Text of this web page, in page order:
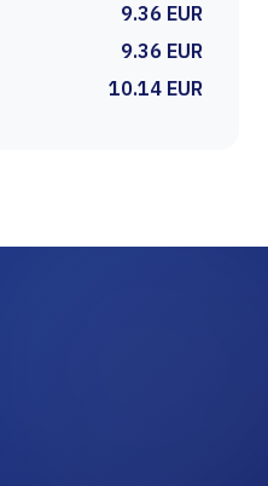
9.36 EUR
9.36 EUR
10.14 EUR